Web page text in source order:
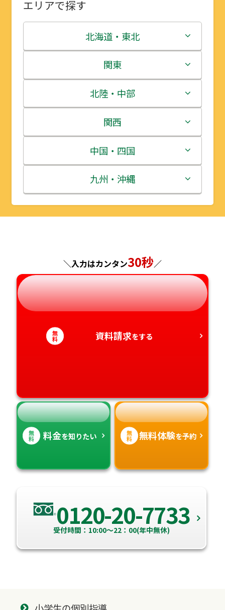
エリアで探す
北海道・東北
北海道
青森県
岩手県
宮城県
秋田県
山形県
関東
茨城県
栃木県
群馬県
埼玉県
千葉県
神奈川県
北陸・中部
新潟県
富山県
石川県
福井県
長野県
岐阜県
愛知県
関西
三重県
滋賀県
京都府
兵庫県
奈良県
中国・四国
鳥取県
島根県
広島県
山口県
高知県
九州・沖縄
福岡県
長崎県
熊本県
沖縄県
＼入力はカンタン30秒／
無
料 資料請求をする
無
料 料金を知りたい 無
料 無料体験を予約
0120-20-7733
受付時間：10:00～22：00(年中無休)